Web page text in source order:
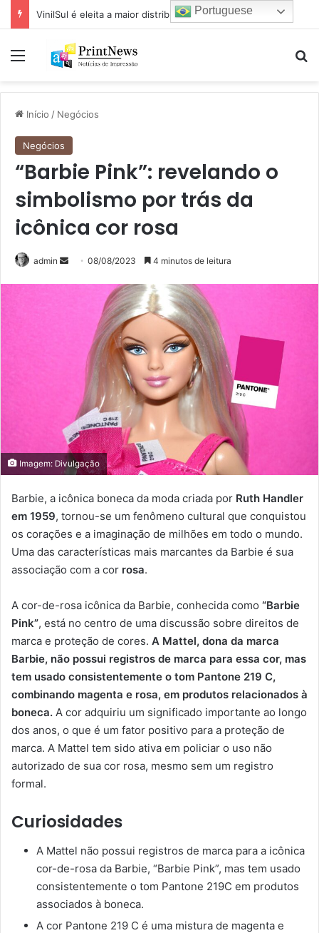
Mapel destaca versatilidade do poder da impressão na FuturePrint 2026
Menu
Início / Negócios
Negócios
“Barbie Pink”: revelando o
simbolismo por trás da
icônica cor rosa
admin
Mande08/08/2023 4 minutos de leitura
Imagem: Divulgação
Barbie, a icônica boneca da moda criada por Ruth Handler
em 1959, tornou-se um fenômeno cultural que conquistou
os corações e a imaginação de milhões em todo o mundo.
Uma das características mais marcantes da Barbie é sua
associação com a cor rosa.
A cor-de-rosa icônica da Barbie, conhecida como “Barbie
Pink”, está no centro de uma discussão sobre direitos de
marca e proteção de cores. A Mattel, dona da marca
Barbie, não possui registros de marca para essa cor, mas
tem usado consistentemente o tom Pantone 219 C,
combinando magenta e rosa, em produtos relacionados à
boneca. A cor adquiriu um significado importante ao longo
dos anos, o que é um fator positivo para a proteção de
marca. A Mattel tem sido ativa em policiar o uso não
autorizado de sua cor rosa, mesmo sem um registro
formal.
Curiosidades
A Mattel não possui registros de marca para a icônica
cor-de-rosa da Barbie, “Barbie Pink”, mas tem usado
consistentemente o tom Pantone 219C em produtos
associados à boneca.
A cor Pantone 219 C é uma mistura de magenta e
Portuguese